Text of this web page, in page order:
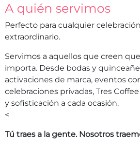
A quién servimos
Perfecto para cualquier
extraordinario.
Servimos a aquellos que creen
importa. Desde bodas y
activaciones de marca, eventos
celebraciones privadas, Tres
y sofisticación a cada ocasión.
<
Tú traes a la gente. Nosotros